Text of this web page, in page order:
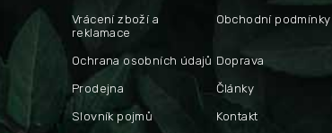
Vrácení zboží a
reklamace
Obchodní podmínky
Ochrana osobních údajů Doprava
Prodejna Články
Slovník pojmů Kontakt